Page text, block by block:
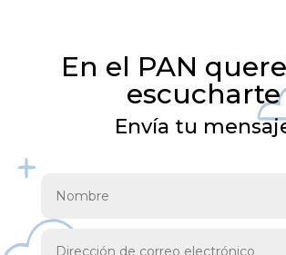
En el PAN
escucharte
Envía tu